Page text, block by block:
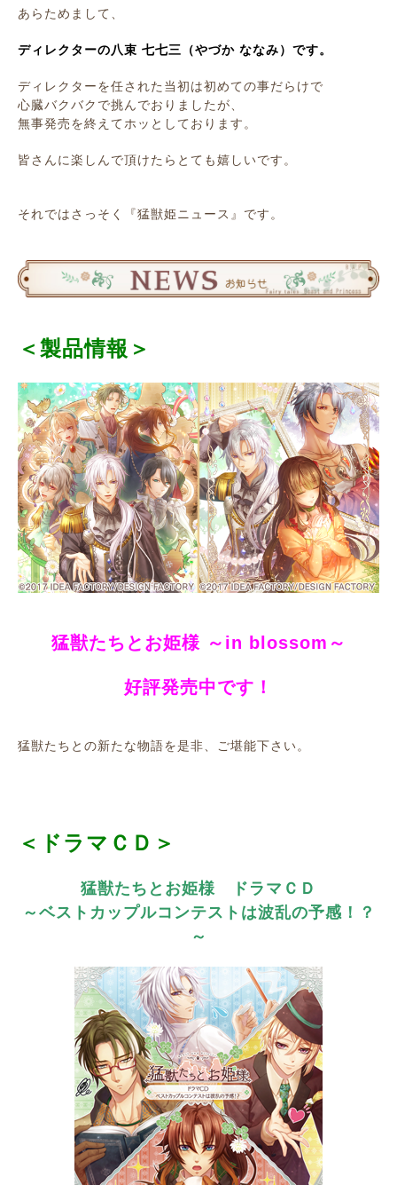
あらためまして、
ディレクターの八束 七七三（やづか ななみ）です。
ディレクターを任された当初は初めての事だらけで
心臓バクバクで挑んでおりましたが、
無事発売を終えてホッとしております。
皆さんに楽しんで頂けたらとても嬉しいです。
それではさっそく『猛獣姫ニュース』です。
＜製品情報＞
猛獣たちとお姫様 ～in blossom～
好評発売中です！
猛獣たちとの新たな物語を是非、ご堪能下さい。
＜ドラマＣＤ＞
猛獣たちとお姫様 ドラマＣＤ
～ベストカップルコンテストは波乱の予感！？
～